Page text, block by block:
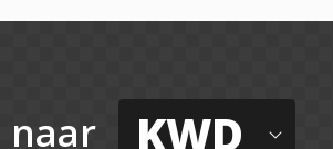
naar KWD